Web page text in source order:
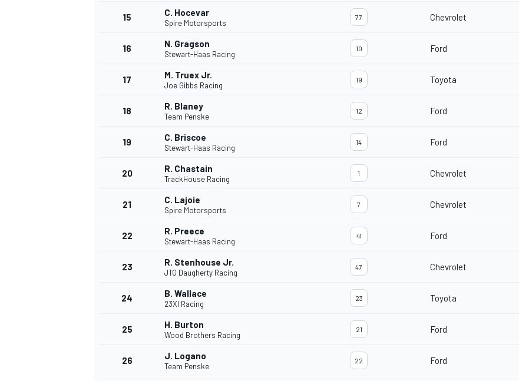
MÁS CATEGORÍAS
15 C. Hocevar
Spire Motorsports
77 Chevrolet
16 N. Gragson
Stewart-Haas Racing
10 Ford
17 M. Truex Jr.
Joe Gibbs Racing
19 Toyota
18 R. Blaney
Team Penske
12 Ford
19 C. Briscoe
Stewart-Haas Racing
14 Ford
20 R. Chastain
TrackHouse Racing
1 Chevrolet
21 C. Lajoie
Spire Motorsports
7 Chevrolet
22 R. Preece
Stewart-Haas Racing
41 Ford
23 R. Stenhouse Jr.
JTG Daugherty Racing
47 Chevrolet
24 B. Wallace
23XI Racing
23 Toyota
25 H. Burton
Wood Brothers Racing
21 Ford
26 J. Logano
Team Penske
22 Ford